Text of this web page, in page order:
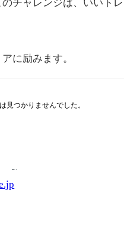
チャレンジは、いいト
に励みます。